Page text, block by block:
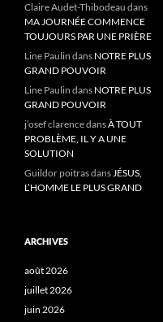
Claire Audet-Thibodeau dans
MA JOURNÉE COMMENCE
TOUJOURS PAR UNE PRIÈRE
Line Paulin dans NOTRE PLUS
GRAND POUVOIR
Line Paulin dans NOTRE PLUS
GRAND POUVOIR
j’osef clarencedansÀ TOUT
PROBLÈME, IL Y A UNE
SOLUTION
Guildor poitrasdansJÉSUS,
L’HOMME LE PLUS GRAND
ARCHIVES
août 2026
juillet 2026
juin 2026